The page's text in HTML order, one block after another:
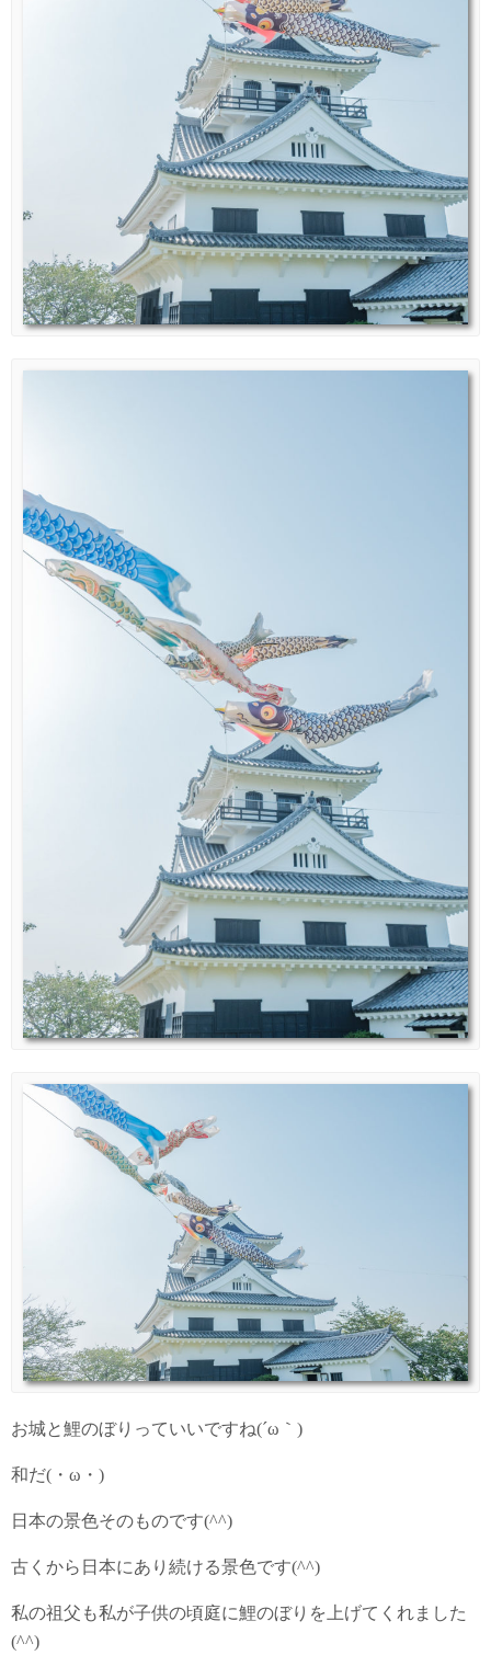
お城と鯉のぼりっていいですね(´ω｀)
和だ(・ω・)
日本の景色そのものです(^^)
古くから日本にあり続ける景色です(^^)
私の祖父も私が子供の頃庭に鯉のぼりを上げてくれました
(^^)